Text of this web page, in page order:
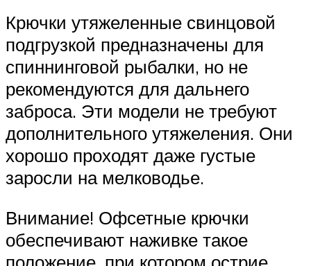
Крючки утяжеленные свинцовой
подгрузкой предназначены для
спиннинговой рыбалки, но не
рекомендуются для дальнего
заброса. Эти модели не требуют
дополнительного утяжеления. Они
хорошо проходят даже густые
заросли на мелководье.
Внимание! Офсетные крючки
обеспечивают наживке такое